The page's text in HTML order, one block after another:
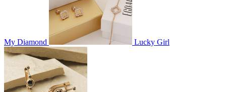
My Diamond Lucky Girl